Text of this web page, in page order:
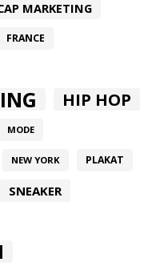
MARKETING
FRANCE
HIP HOP
MODE
NEW YORK PLAKAT
SNEAKER